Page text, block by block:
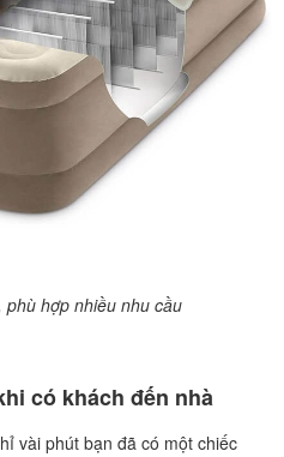
phù hợp nhiều nhu cầu
có khách đến nhà
vài phút bạn đã có một chiếc